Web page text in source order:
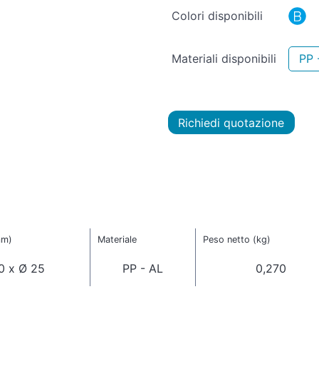
Colori disponibili
Materiali disponibili PP
Richiedi quotazione
Materiale Peso netto (kg)
x Ø 25 PP - AL 0,270